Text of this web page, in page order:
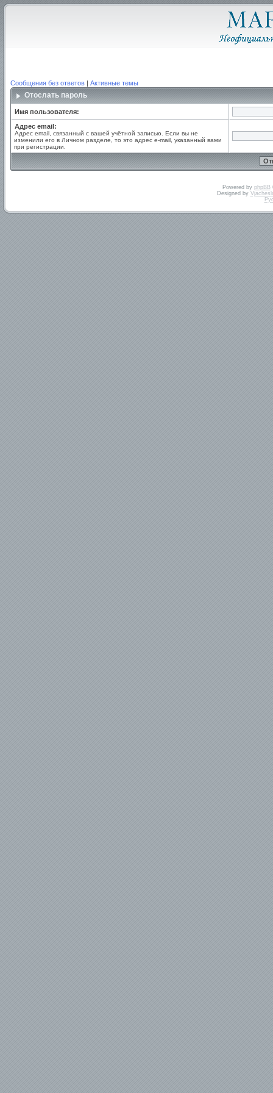
Сообщения без ответов | Активные темы
Отослать пароль
Имя пользователя:
Адрес email:
Адрес email, связанный с вашей учётной записью. Если вы не
изменили его в Личном разделе, то это адрес e-mail, указанный вами
при регистрации.
Powered by phpBB
Designed by